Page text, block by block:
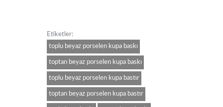
Etiketler:
toplu beyaz porselen kupa baskı
toptan beyaz porselen kupa baskı
toplu beyaz porselen kupa bastır
toptan beyaz porselen kupa bastır